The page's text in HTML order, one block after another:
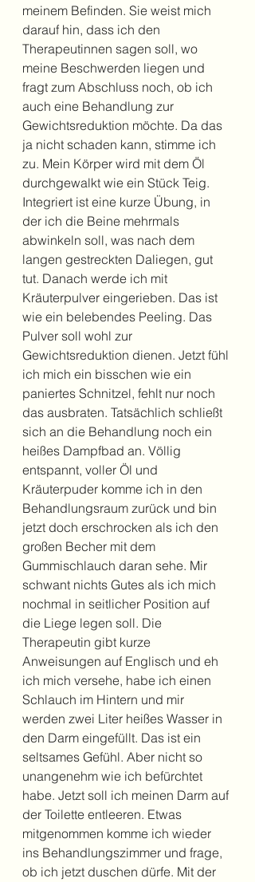
meinem Befinden. Sie weist mich
darauf hin, dass ich den
Therapeutinnen sagen soll, wo
meine Beschwerden liegen und
fragt zum Abschluss noch, ob ich
auch eine Behandlung zur
Gewichtsreduktion möchte. Da das
ja nicht schaden kann, stimme ich
zu. Mein Körper wird mit dem Öl
durchgewalkt wie ein Stück Teig.
Integriert ist eine kurze Übung, in
der ich die Beine mehrmals
abwinkeln soll, was nach dem
langen gestreckten Daliegen, gut
tut. Danach werde ich mit
Kräuterpulver eingerieben. Das ist
wie ein belebendes Peeling. Das
Pulver soll wohl zur
Gewichtsreduktion dienen. Jetzt fühl
ich mich ein bisschen wie ein
paniertes Schnitzel, fehlt nur noch
das ausbraten. Tatsächlich schließt
sich an die Behandlung noch ein
heißes Dampfbad an. Völlig
entspannt, voller Öl und
Kräuterpuder komme ich in den
Behandlungsraum zurück und bin
jetzt doch erschrocken als ich den
großen Becher mit dem
Gummischlauch daran sehe. Mir
schwant nichts Gutes als ich mich
nochmal in seitlicher Position auf
die Liege legen soll. Die
Therapeutin gibt kurze
Anweisungen auf Englisch und eh
ich mich versehe, habe ich einen
Schlauch im Hintern und mir
werden zwei Liter heißes Wasser in
den Darm eingefüllt. Das ist ein
seltsames Gefühl. Aber nicht so
unangenehm wie ich befürchtet
habe. Jetzt soll ich meinen Darm auf
der Toilette entleeren. Etwas
mitgenommen komme ich wieder
ins Behandlungszimmer und frage,
ob ich jetzt duschen dürfe. Mit der